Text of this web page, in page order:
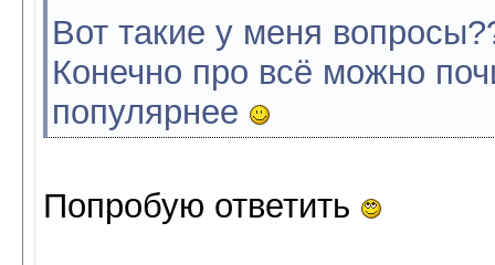
Вот такие у меня
Конечно про всё можно
популярнее
Попробую ответить